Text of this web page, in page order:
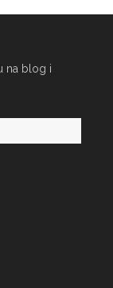
na blog i